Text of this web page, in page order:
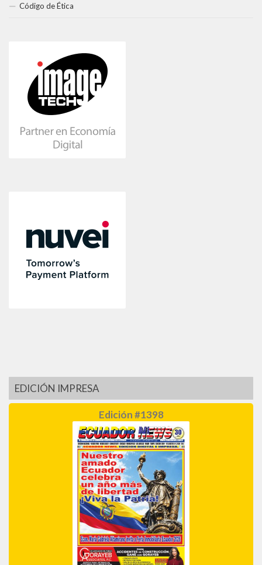
Código de Ética
EDICIÓN IMPRESA
Edición #1398